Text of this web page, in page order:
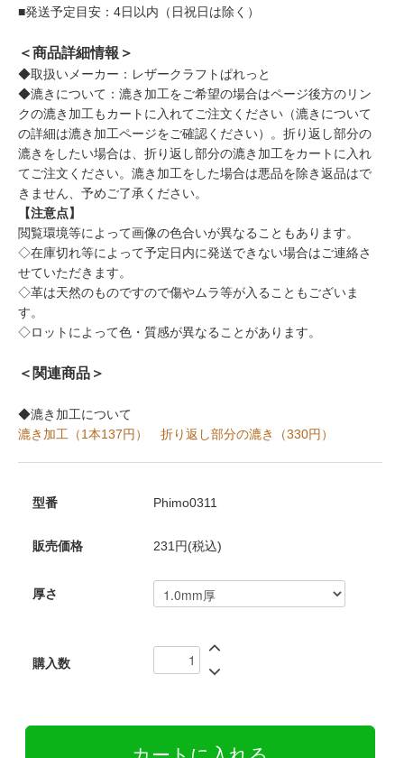
■発送予定目安：4日以内（日祝日は除く）
＜商品詳細情報＞
◆取扱いメーカー：レザークラフトぱれっと
◆漉きについて：漉き加工をご希望の場合はページ後方のリン
クの漉き加工もカートに入れてご注文ください（漉きについて
の詳細は漉き加工ページをご確認ください）。折り返し部分の
漉きをしたい場合は、折り返し部分の漉き加工をカートに入れ
てご注文ください。漉き加工をした場合は悪品を除き返品はで
きません、予めご了承ください。
【注意点】
閲覧環境等によって画像の色合いが異なることもあります。
◇在庫切れ等によって予定日内に発送できない場合はご連絡さ
せていただきます。
◇革は天然のものですので傷やムラ等が入ることもございま
す。
◇ロットによって色・質感が異なることがあります。
＜関連商品＞
◆漉き加工について
漉き加工（1本137円）
折り返し部分の漉き（330円）
型番 Phimo0311
販売価格 231円(税込)
厚さ
購入数